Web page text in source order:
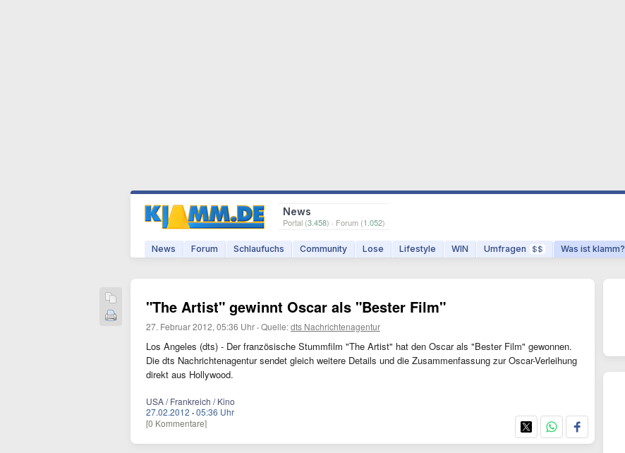
News
Portal (3.458) · Forum (1.052)
News Forum Schlaufuchs Community Lose Lifestyle WIN Umfragen $$ Was ist klamm?
"The Artist" gewinnt Oscar als "Bester Film"
27. Februar 2012, 05:36 Uhr ·Quelle:dts Nachrichtenagentur
Los Angeles (dts) - Der französische Stummfilm "The Artist" hat den Oscar als "Bester Film" gewonnen.
Die dts Nachrichtenagentur sendet gleich weitere Details und die Zusammenfassung zur Oscar-Verleihung
direkt aus Hollywood.
USA / Frankreich / Kino
27.02.2012 ·05:36 Uhr
[0 Kommentare]